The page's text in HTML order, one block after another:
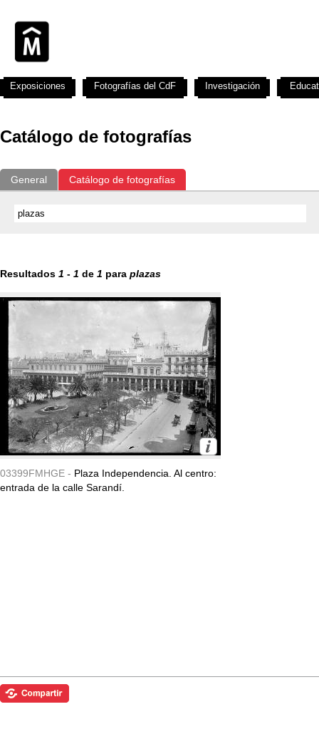
Catálogo de fotografías
General Catálogo de fotografías
Resultados 1 - 1 de 1 para plazas
03399FMHGE - Plaza Independencia. Al centro:
entrada de la calle Sarandí.
Exposiciones Fotografías del CdF Investigación